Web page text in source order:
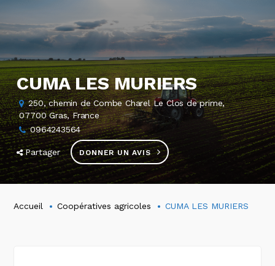
CUMA LES MURIERS
250, chemin de Combe Charel Le Clos de prime,
07700 Gras, France
0964243564
Partager DONNER UN AVIS
Accueil Coopératives agricoles CUMA LES MURIERS